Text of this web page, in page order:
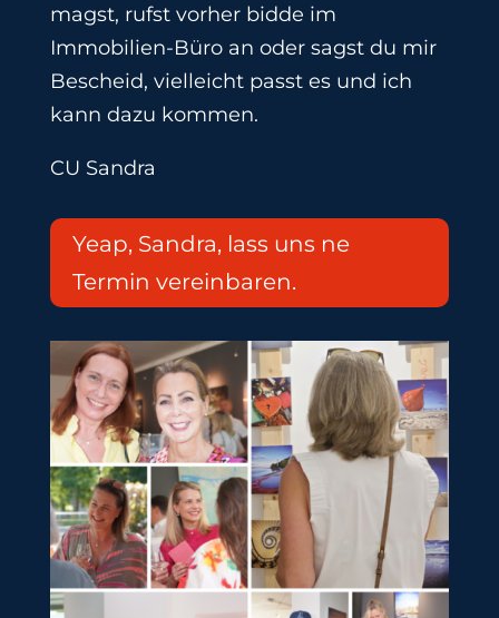
magst, rufst vorher bidde im
Immobilien-Büro an oder sagst du mir
Bescheid, vielleicht passt es und ich
kann dazu kommen.
CU Sandra
Yeap, Sandra, lass uns ne
Termin vereinbaren.